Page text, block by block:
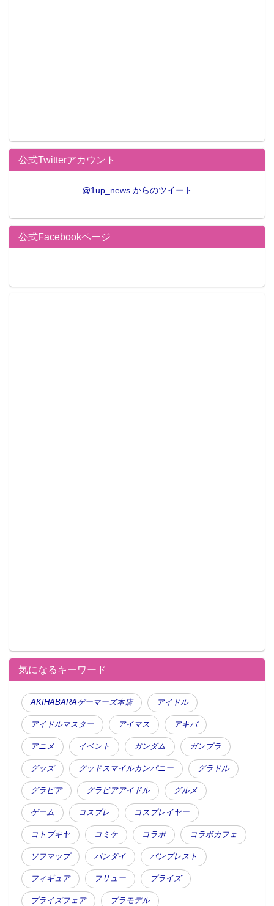
公式Twitterアカウント
@1up_news からのツイート
公式Facebookページ
気になるキーワード
AKIHABARAゲーマーズ本店 アイドル
アイドルマスター アイマス アキバ
アニメ イベント ガンダム ガンプラ
グッズ グッドスマイルカンパニー グラドル
グラビア グラビアアイドル グルメ
ゲーム コスプレ コスプレイヤー
コトブキヤ コミケ コラボ コラボカフェ
ソフマップ バンダイ バンプレスト
フィギュア フリュー プライズ
プライズフェア プラモデル